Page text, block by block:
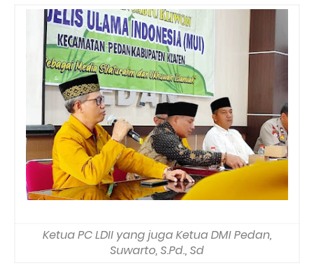
Ketua PC LDII yang juga Ketua DMI Pedan,
Suwarto, S.Pd., Sd